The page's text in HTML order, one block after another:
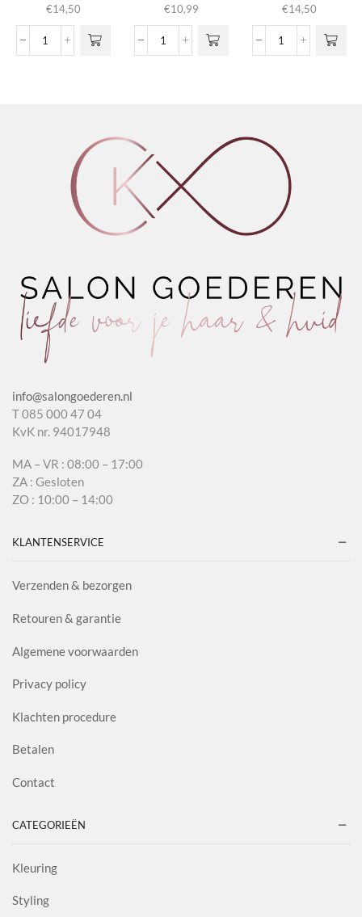
€14,50
Caramel
€10,99
Hairgum
€14,50
All
info@salongoederen.nl
T 085 000 47 04
KvK nr. 94017948
MA – VR : 08:00 – 17:00
ZA : Gesloten
ZO : 10:00 – 14:00
KLANTENSERVICE
Verzenden & bezorgen
Retouren & garantie
Algemene voorwaarden
Privacy policy
Klachten procedure
Betalen
Contact
CATEGORIEËN
Kleuring
Styling